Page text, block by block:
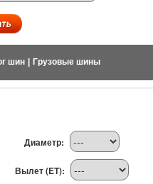
шин Грузовые шины
Диаметр:
Вылет (ET):